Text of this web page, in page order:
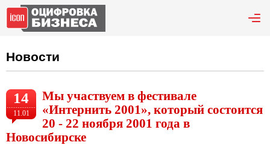
Новости
14
11.01
Мы участвуем в фестивале
«Интернить 2001», который состоится
20 - 22 ноября 2001 года в
Новосибирске